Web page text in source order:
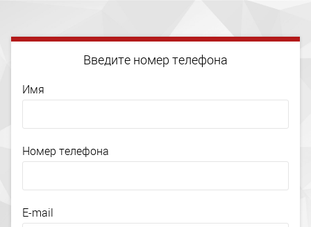
Введите номер телефона
Имя
Номер телефона
E-mail